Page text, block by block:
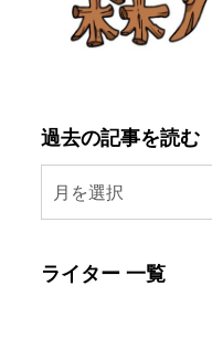
過去の記事を読む
月を選択
ライター 一覧